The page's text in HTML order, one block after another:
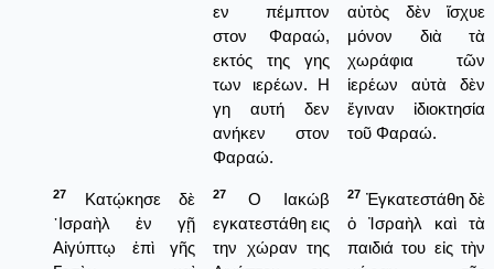
εν πέμπτον
στον Φαραώ,
εκτός της γης
των ιερέων. Η
γη αυτή δεν
ανήκεν στον
Φαραώ.
αὐτὸς δὲν ἴσχυε
μόνον διὰ τὰ
χωράφια τῶν
ἱερέων αὐτὰ δὲν
ἔγιναν ἰδιοκτησία
τοῦ Φαραώ.
27
Κατῴκησε δὲ
᾿Ισραὴλ ἐν γῇ
Αἰγύπτῳ ἐπὶ γῆς
27
Ο Ιακώβ
εγκατεστάθη εις
την χώραν της
27 Ἐγκατεστάθη δὲ
ὁ Ἰσραὴλ καὶ τὰ
παιδιά του εἰς τὴν